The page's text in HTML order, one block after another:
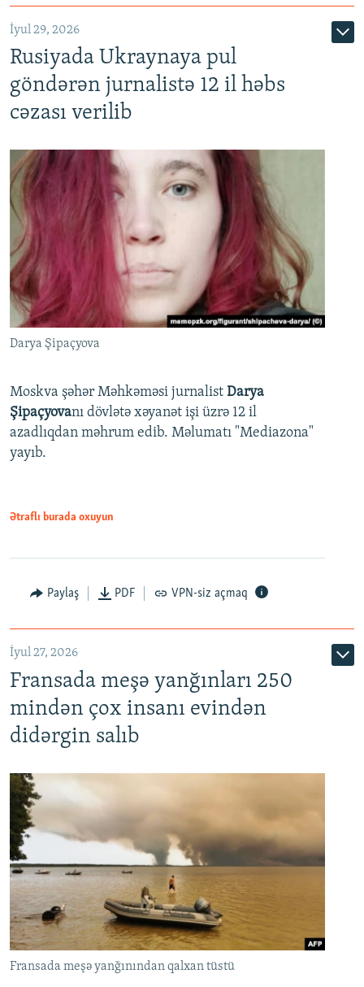
İyul 29, 2026
Rusiyada Ukraynaya pul
göndərən jurnalistə 12 il həbs
cəzası verilib
Darya Şipaçyova
Moskva şəhər Məhkəməsi jurnalist Darya
Şipaçyovanı dövlətə xəyanət işi üzrə 12 il
azadlıqdan məhrum edib. Məlumatı "Mediazona"
yayıb.
Ətraflı burada oxuyun
Paylaş PDF VPN-siz açmaq
İyul 27, 2026
Fransada meşə yanğınları 250
mindən çox insanı evindən
didərgin salıb
Fransada meşə yanğınından qalxan tüstü